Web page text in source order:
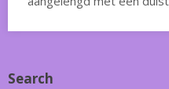
Search